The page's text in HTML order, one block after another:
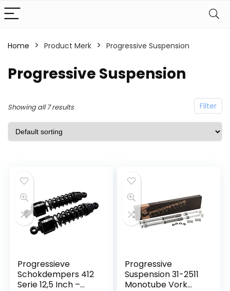
Home Product Merk Progressive Suspension
Progressive Suspension
Filter
Showing all 7 results
Progressieve
Schokdempers 412
Serie 12,5 Inch –
Progressive
Suspension 31-2511
Monotube Vork